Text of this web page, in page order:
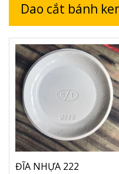
Dao cắt bánh
ĐĨA NHỰA 222